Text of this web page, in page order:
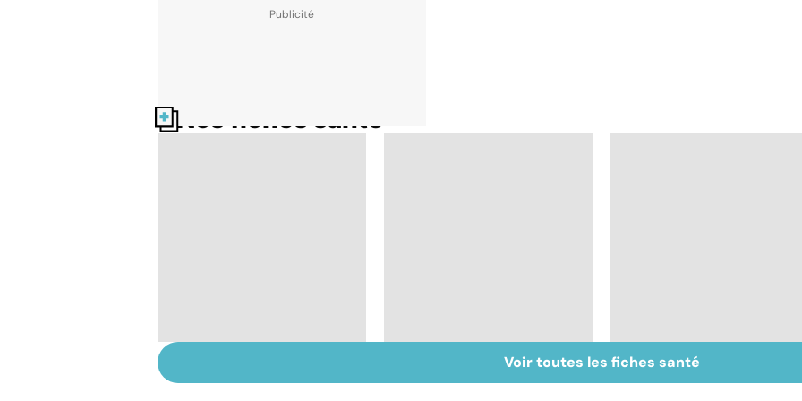
Nos fiches santé
l'inflammation
Cancer colorectal :
l'importance du
Maladie de Crohn :
des douleurs
Voir toutes les fiches santé